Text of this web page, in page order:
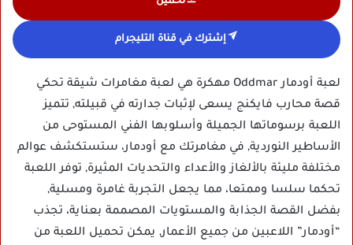
إشترك في قناة التليجرام
لعبة أودمار Oddmar مهكرة هي لعبة مغامرات شيقة تحكي
قصة محارب فايكنج يسعى لإثبات جدارته في قبيلته, تتميز
اللعبة برسوماتها الجميلة وأسلوبها الفني المستوحى من
الأساطير النوردية, في مغامرتك مع أودمار، ستستكشف عوالم
مختلفة مليئة بالألغاز والأعداء والتحديات المثيرة, توفر اللعبة
تحكما سلسا وممتعا، مما يجعل التجربة غامرة ومسلية,
بفضل القصة الجذابة والمستويات المصممة بعناية، تجذب
“أودمار” اللاعبين من جميع الأعمار, يمكن تحميل اللعبة من